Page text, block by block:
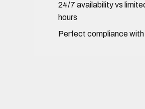
24/7 availability vs
hours
Perfect compliance with